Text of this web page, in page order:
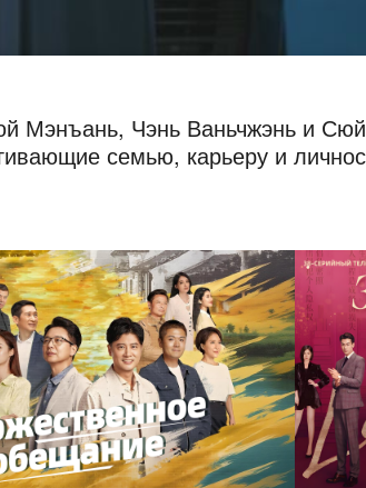
Мэнъань, Чэнь Ваньчжэнь и
семью, карьеру и